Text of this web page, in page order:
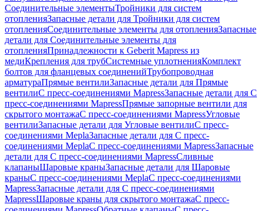
Соединительные элементыТройники для систем
отопленияЗапасные детали для Тройники для систем
отопленияСоединительные элементы для отопленияЗапасные
детали для Соединительные элементы для
отопленияПринадлежности к Geberit Mapress из
медиКрепления для трубСистемные уплотненияКомплект
болтов для фланцевых соединенийТрубопроводная
арматураПрямые вентилиЗапасные детали для Прямые
вентилиС пресс-соединениями MapressЗапасные детали для С
пресс-соединениями MapressПрямые запорные вентили для
скрытого монтажаС пресс-соединениями MapressУгловые
вентилиЗапасные детали для Угловые вентилиС пресс-
соединениями MeplaЗапасные детали для С пресс-
соединениями MeplaС пресс-соединениями MapressЗапасные
детали для С пресс-соединениями MapressСливные
клапаныШаровые краныЗапасные детали для Шаровые
краныС пресс-соединениями MeplaС пресс-соединениями
MapressЗапасные детали для С пресс-соединениями
MapressШаровые краны для скрытого монтажаС пресс-